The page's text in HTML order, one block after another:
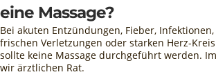
eine Massage?
Bei akuten Entzündungen, Fieber,
frischen Verletzungen oder starken Herz-
sollte keine Massage durchgeführt werden.
wir ärztlichen Rat.